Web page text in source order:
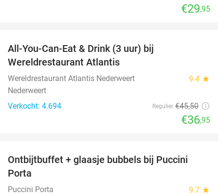
€29,95
All-You-Can-Eat & Drink (3 uur) bij
Wereldrestaurant Atlantis
Wereldrestaurant Atlantis Nederweert 9.4 star
Nederweert
Verkocht: 4.694
Regulier €45,50
€36,95
Ontbijtbuffet + glaasje bubbels bij Puccini
Porta
Puccini Porta 9.7 star